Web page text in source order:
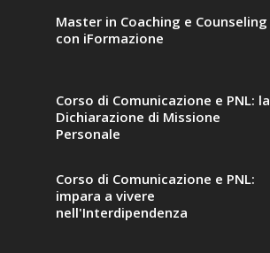
Master in Coaching e Counseling
con iFormazione
Corso di Comunicazione e PNL: la
Dichiarazione di Missione
Personale
Corso di Comunicazione e PNL:
impara a vivere
nell'Interdipendenza